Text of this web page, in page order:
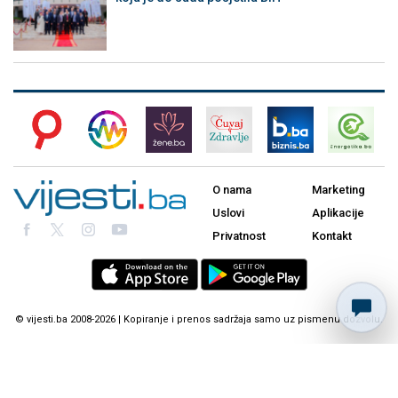
O nama
Uslovi
Privatnost
Marketing
Aplikacije
Kontakt
© vijesti.ba 2008-2026 | Kopiranje i prenos sadržaja samo uz pismenu dozvolu.